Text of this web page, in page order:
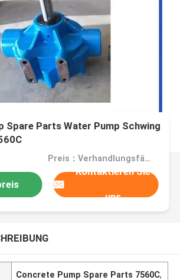
Spare Parts Water Pump Schwing
Preis：Verhandlungsfähig
Kontaktieren Sie
uns
Concrete Pump Spare Parts 7560C,